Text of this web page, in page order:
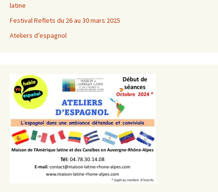
latine
Festival Reflets du 26 au 30 mars 2025
Ateliers d’espagnol